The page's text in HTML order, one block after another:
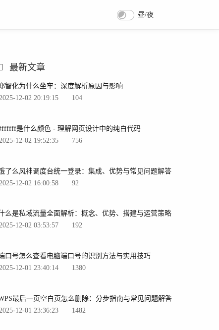
昼/夜
最新文章
智化为什么坐牢：深度解析原因与影响
12-02 20:19:15
104
是什么颜色 - 理解网页设计中的纯白代码
2025-12-02 19:52:35
756
了么风神调度台统一登录：集成、优势与常见问题解答
2025-12-02 16:00:58
92
么是私域流量全面解析：概念、优势、搭建与运营策略
12-02 03:53:57
192
口号怎么查看电脑端口号的识别方法与实用技巧
12-01 23:40:14
1380
最后一页空白页怎么删除：分步指南与常见问题解答
2025-12-01 23:36:23
1482